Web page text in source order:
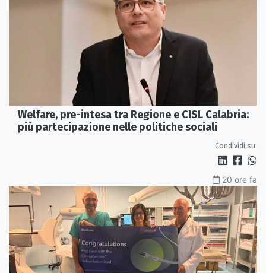
Welfare, pre-intesa tra Regione e CISL Calabria:
più partecipazione nelle politiche sociali
Condividi su:
20 ore fa